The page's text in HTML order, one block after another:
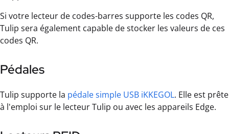
Si votre lecteur de codes-barres supporte les codes QR,
Tulip sera également capable de stocker les valeurs de ces
codes QR.
Pédales
Tulip supporte la pédale simple USB iKKEGOL. Elle est prête
à l'emploi sur le lecteur Tulip ou avec les appareils Edge.